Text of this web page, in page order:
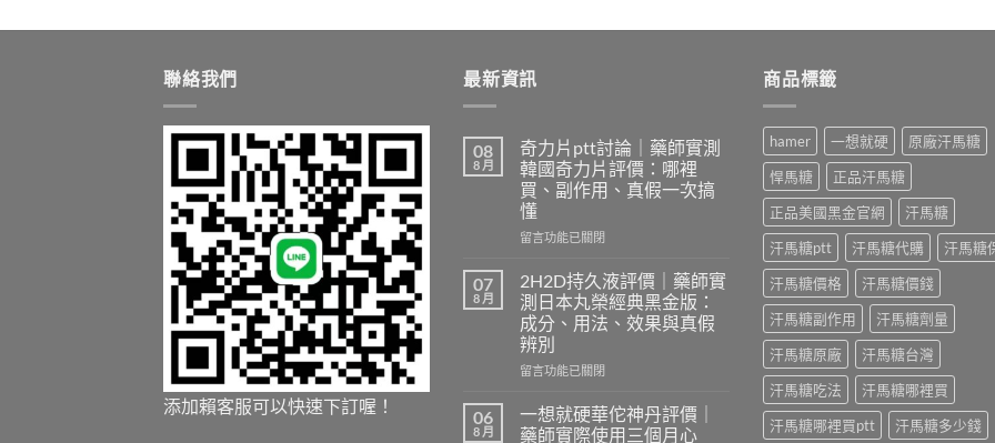
聯絡我們
添加賴客服可以快速下訂喔！
最新資訊
08
8 月
奇力片ptt討論｜藥師實測
韓國奇力片評價：哪裡
買、副作用、真假一次搞
懂
在
力
片
ptt
討
論
｜
實
留言功能已關閉
07
8 月
2H2D持久液評價｜藥師實
測日本丸榮經典黑金版：
成分、用法、效果與真假
辨別
在
久
留言功能已關閉
06
8 月
一想就硬華佗神丹評價｜
藥師實際使用三個月心
商品標籤
hamer 一想就硬
原廠汗馬糖
悍馬糖
正品汗馬糖
正品美國黑金官網
汗馬糖
汗馬糖ptt
汗馬糖代購
汗馬糖
汗馬糖價格
汗馬糖價錢
汗馬糖副作用
汗馬糖劑量
汗馬糖原廠
汗馬糖台灣
汗馬糖吃法
汗馬糖哪裡買
汗馬糖哪裡買ptt
汗馬糖多少錢